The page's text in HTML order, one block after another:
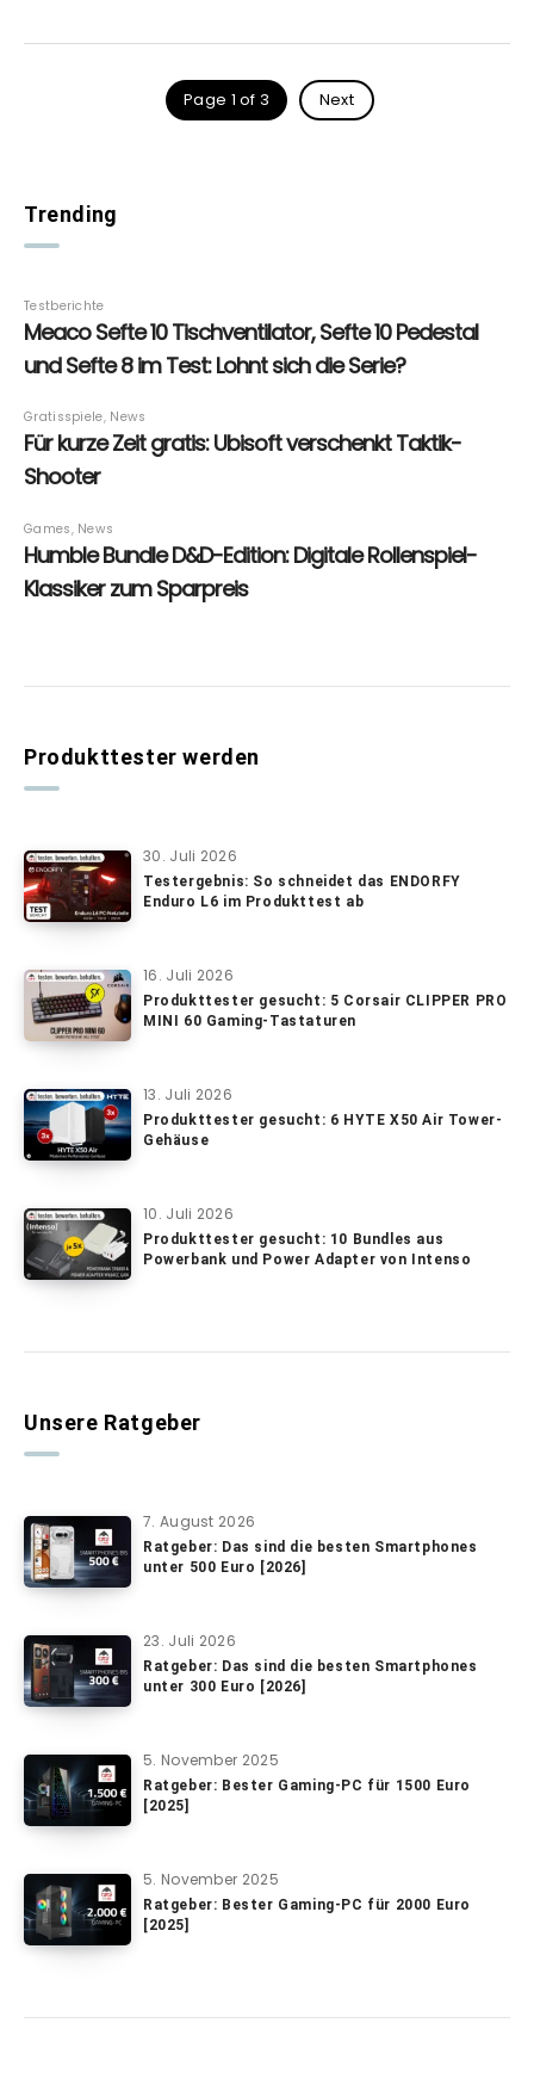
Page 1 of 3 Next
Trending
Produkttester werden
30. Juli 2026
Testergebnis: So schneidet das ENDORFY
Enduro L6 im Produkttest ab
16. Juli 2026
Produkttester gesucht: 5 Corsair CLIPPER PRO
MINI 60 Gaming-Tastaturen
13. Juli 2026
Produkttester gesucht: 6 HYTE X50 Air Tower-
Gehäuse
10. Juli 2026
Produkttester gesucht: 10 Bundles aus
Powerbank und Power Adapter von Intenso
Unsere Ratgeber
7. August 2026
Ratgeber: Das sind die besten Smartphones
unter 500 Euro [2026]
23. Juli 2026
Ratgeber: Das sind die besten Smartphones
unter 300 Euro [2026]
5. November 2025
Ratgeber: Bester Gaming-PC für 1500 Euro
[2025]
5. November 2025
Ratgeber: Bester Gaming-PC für 2000 Euro
[2025]